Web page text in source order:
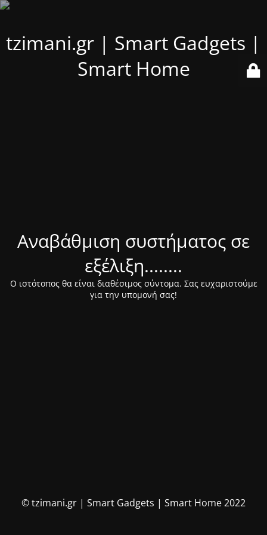
tzimani.gr | Smart Gadgets |
Smart Home
Αναβάθμιση συστήματος σε
εξέλιξη........
Ο ιστότοπος θα είναι διαθέσιμος σύντομα. Σας ευχαριστούμε
για την υπομονή σας!
© tzimani.gr | Smart Gadgets | Smart Home 2022